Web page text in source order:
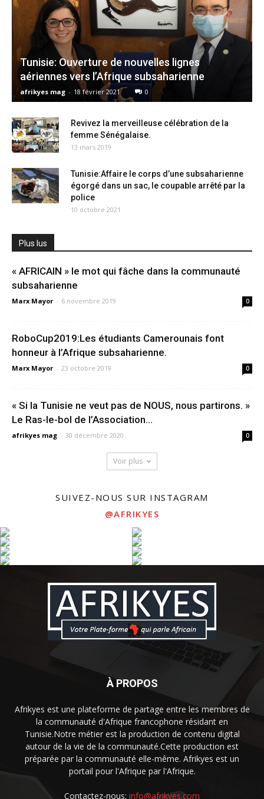
Tunisie: Ouverture de nouvelles lignes
aériennes vers l’Afrique subsaharienne
afrikyes mag - 18 février 2021 0
Revivez la merveilleuse célébration de la
femme Sénégalaise.
13 mars 2019
Tunisie:Affaire le corps d’une subsaharienne
égorgé dans un sac, le coupable arrêté par la
police
10 octobre 2021
Plus lus
« AFRICAIN » le mot qui fâche dans la communauté
subsaharienne
Marx Mayor - 6 novembre 2019 0
RoboCup2019:Les étudiants Camerounais font
honneur à l’Afrique subsaharienne.
Marx Mayor - 23 octobre 2019 0
« Si la Tunisie ne veut pas de NOUS, nous partirons. »
Le Ras-le-bol de l’Association...
afrikyes mag - 30 décembre 2020 0
Voir plus
SUIVEZ-NOUS SUR INSTAGRAM
@AFRIKYES
À PROPOS
Afrikyes est une plateforme de partage entre les membres de
la communauté d'Afrique francophone résidant en
Tunisie.Notre métier est la production de contenu digital
autour de la vie de la communauté.Cette production est
préparée par la communauté elle-même. Afrikyes est un
portail pour l'Afrique par l'Afrique.
Contactez-nous: info@afrikyes.com